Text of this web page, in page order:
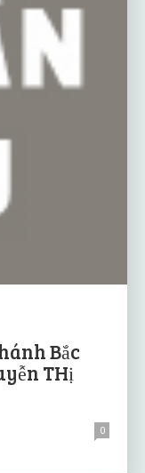
Bắc
THị
0